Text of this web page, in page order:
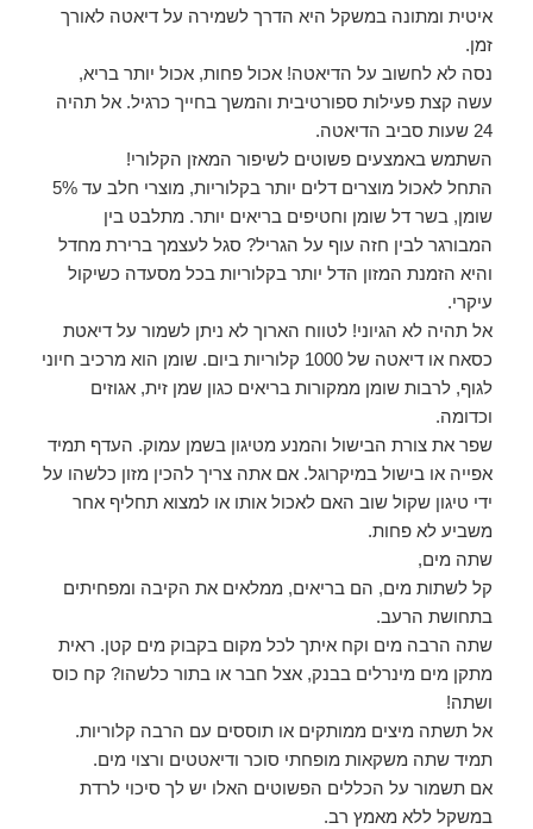
איטית ומתונה במשקל היא הדרך לשמירה על דיאטה לאורך
זמן.
נסה לא לחשוב על הדיאטה! אכול פחות, אכול יותר בריא,
עשה קצת פעילות ספורטיבית והמשך בחייך כרגיל. אל תהיה
24 שעות סביב הדיאטה.
השתמש באמצעים פשוטים לשיפור המאזן הקלורי!
התחל לאכול מוצרים דלים יותר בקלוריות, מוצרי חלב עד 5%
שומן, בשר דל שומן וחטיפים בריאים יותר. מתלבט בין
המבורגר לבין חזה עוף על הגריל? סגל לעצמך ברירת מחדל
והיא הזמנת המזון הדל יותר בקלוריות בכל מסעדה כשיקול
עיקרי.
אל תהיה לא הגיוני! לטווח הארוך לא ניתן לשמור על דיאטת
כסאח או דיאטה של 1000 קלוריות ביום. שומן הוא מרכיב חיוני
לגוף, לרבות שומן ממקורות בריאים כגון שמן זית, אגוזים
וכדומה.
שפר את צורת הבישול והמנע מטיגון בשמן עמוק. העדף תמיד
אפייה או בישול במיקרוגל. אם אתה צריך להכין מזון כלשהו על
ידי טיגון שקול שוב האם לאכול אותו או למצוא תחליף אחר
משביע לא פחות.
שתה מים,
קל לשתות מים, הם בריאים, ממלאים את הקיבה ומפחיתים
בתחושת הרעב.
שתה הרבה מים וקח איתך לכל מקום בקבוק מים קטן. ראית
מתקן מים מינרלים בבנק, אצל חבר או בתור כלשהו? קח כוס
ושתה!
אל תשתה מיצים ממותקים או תוססים עם הרבה קלוריות.
תמיד שתה משקאות מופחתי סוכר ודיאטטים ורצוי מים.
אם תשמור על הכללים הפשוטים האלו יש לך סיכוי לרדת
במשקל ללא מאמץ רב.